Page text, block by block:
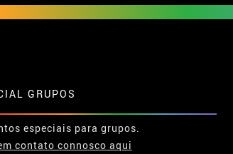
GRUPOS
especiais para grupos.
contato connosco aqui